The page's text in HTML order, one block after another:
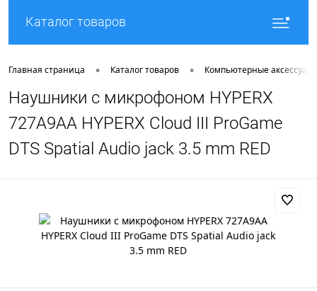
Каталог товаров
Главная страница • Каталог товаров • Компьютерные
Наушники с микрофоном HYPERX
727A9AA HYPERX Cloud III ProGame
DTS Spatial Audio jack 3.5 mm RED